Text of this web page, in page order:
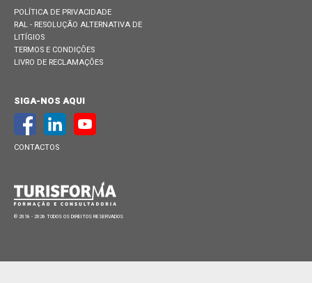
POLÍTICA DE PRIVACIDADE
RAL - RESOLUÇÃO ALTERNATIVA DE
LITÍGIOS
TERMOS E CONDIÇÕES
LIVRO DE RECLAMAÇÕES
SIGA-NOS AQUI
CONTACTOS
© 2018 - 2026 TODOS OS DIREITOS RESERVADOS